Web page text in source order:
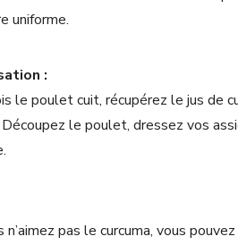
uniforme.
:
le poulet cuit, récupérez le jus de
Découpez le poulet, dressez vos
n’aimez pas le curcuma, vous